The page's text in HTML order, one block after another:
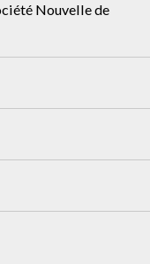
Nouvelle de